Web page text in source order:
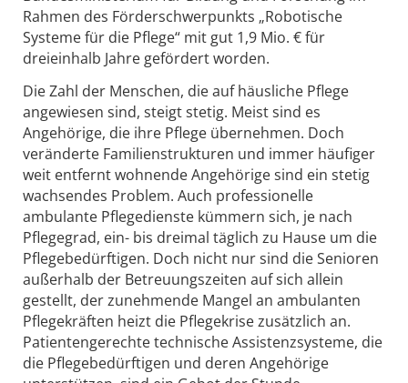
Rahmen des Förderschwerpunkts „Robotische
Systeme für die Pflege“ mit gut 1,9 Mio. € für
dreieinhalb Jahre gefördert worden.
Die Zahl der Menschen, die auf häusliche Pflege
angewiesen sind, steigt stetig. Meist sind es
Angehörige, die ihre Pflege übernehmen. Doch
veränderte Familienstrukturen und immer häufiger
weit entfernt wohnende Angehörige sind ein stetig
wachsendes Problem. Auch professionelle
ambulante Pflegedienste kümmern sich, je nach
Pflegegrad, ein- bis dreimal täglich zu Hause um die
Pflegebedürftigen. Doch nicht nur sind die Senioren
außerhalb der Betreuungszeiten auf sich allein
gestellt, der zunehmende Mangel an ambulanten
Pflegekräften heizt die Pflegekrise zusätzlich an.
Patientengerechte technische Assistenzsysteme, die
die Pflegebedürftigen und deren Angehörige